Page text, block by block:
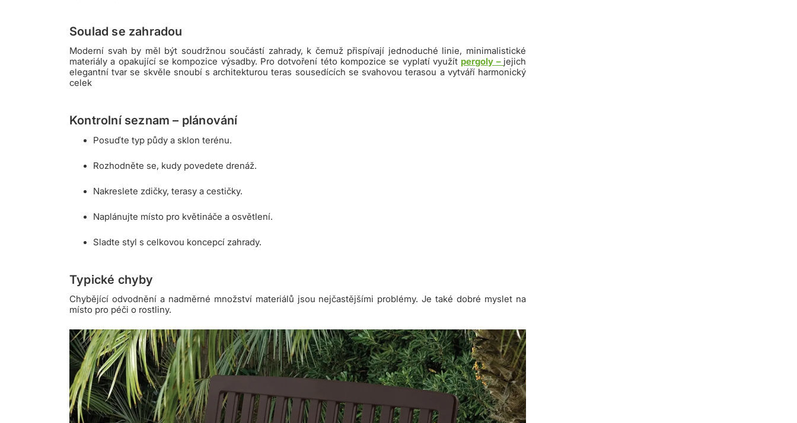
Soulad se zahradou
Moderní svah by měl být soudržnou součástí zahrady, k čemuž přispívají jednoduché linie, minimalistické
materiály a opakující se kompozice výsadby. Pro dotvoření této kompozice se vyplatí využít pergoly – jejich
elegantní tvar se skvěle snoubí s architekturou teras sousedících se svahovou terasou a vytváří harmonický
celek
Kontrolní seznam – plánování
Posuďte typ půdy a sklon terénu.
Rozhodněte se, kudy povedete drenáž.
Nakreslete zdičky, terasy a cestičky.
Naplánujte místo pro květináče a osvětlení.
Sladte styl s celkovou koncepcí zahrady.
Typické chyby
Chybějící odvodnění a nadměrné množství materiálů jsou nejčastějšími problémy. Je také dobré myslet na
místo pro péči o rostliny.